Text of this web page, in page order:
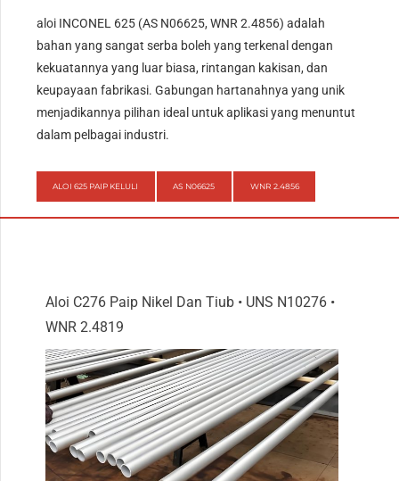
aloi INCONEL 625 (AS N06625, WNR 2.4856) adalah
bahan yang sangat serba boleh yang terkenal dengan
kekuatannya yang luar biasa, rintangan kakisan, dan
keupayaan fabrikasi. Gabungan hartanahnya yang unik
menjadikannya pilihan ideal untuk aplikasi yang menuntut
dalam pelbagai industri.
ALOI 625 PAIP KELULI AS N06625 WNR 2.4856
Aloi C276 Paip Nikel Dan Tiub • UNS N10276 •
WNR 2.4819